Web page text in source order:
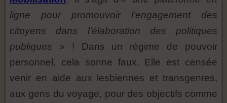
ligne pour promouvoir l’engagement des
citoyens dans l’élaboration des politiques
publiques » ! Dans un régime de pouvoir
personnel, cela sonne faux. Elle est censée
venir en aide aux lesbiennes et transgenres,
aux gens du voyage, pour des objectifs comme